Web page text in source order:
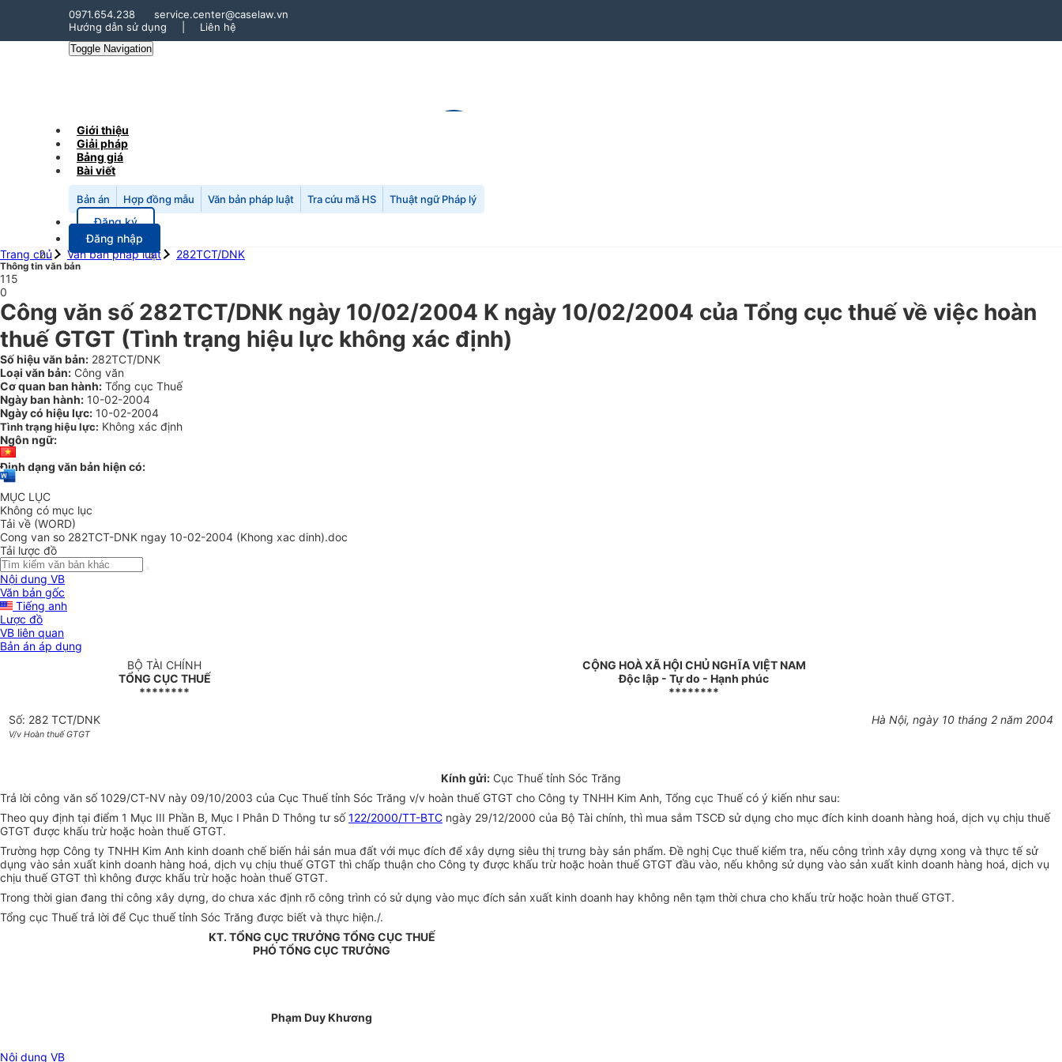
0971.654.238
service.center@caselaw.vn
Hướng dẫn sử dụng
Liên hệ
Toggle Navigation
Giới thiệu
Giải pháp
Bảng giá
Bài viết
Bản án Hợp đồng mẫu Văn bản pháp luật Tra cứu mã HS Thuật ngữ Pháp lý
Đăng ký
Đăng nhập
Trang chủ
Văn bản pháp luật 282TCT/DNK
Thông tin văn bản
115
0
Công văn số 282TCT/DNK ngày 10/02/2004 K ngày 10/02/2004 của Tổng cục thuế về việc hoàn
thuế GTGT (Tình trạng hiệu lực không xác định)
Số hiệu văn bản: 282TCT/DNK
Loại văn bản: Công văn
Cơ quan ban hành: Tổng cục Thuế
Ngày ban hành: 10-02-2004
Ngày có hiệu lực: 10-02-2004
Tình trạng hiệu lực: Không xác định
Ngôn ngữ:
Định dạng văn bản hiện có:
MỤC LỤC
Không có mục lục
Tải về (WORD)
Cong van so 282TCT-DNK ngay 10-02-2004 (Khong xac dinh).doc
Tải lược đồ
Nội dung VB
Văn bản gốc
Tiếng anh
Lược đồ
VB liên quan
Bản án áp dụng
BỘ TÀI CHÍNH
TỔNG CỤC THUẾ
********
CỘNG HOÀ XÃ HỘI CHỦ NGHĨA VIỆT NAM
Độc lập - Tự do - Hạnh phúc
********
Số: 282 TCT/DNK
V/v Hoàn thuế GTGT
Hà Nội, ngày 10 tháng 2 năm 2004
Kính gửi: Cục Thuế tỉnh Sóc Trăng
Trả lời công văn số 1029/CT-NV này 09/10/2003 của Cục Thuế tỉnh Sóc Trăng v/v hoàn thuế GTGT cho Công ty TNHH Kim Anh, Tổng cục Thuế có ý kiến như sau:
Theo quy định tại điểm 1 Mục III Phần B, Mục I Phân D Thông tư số122/2000/TT-BTC ngày 29/12/2000 của Bộ Tài chính, thì mua sắm TSCĐ sử dụng cho mục đích kinh doanh hàng hoá, dịch vụ chịu thuế
GTGT được khấu trừ hoặc hoàn thuế GTGT.
Trường hợp Công ty TNHH Kim Anh kinh doanh chế biến hải sản mua đất với mục đích để xây dựng siêu thị trưng bày sản phẩm. Đề nghị Cục thuế kiểm tra, nếu công trình xây dựng xong và thực tế sử
dụng vào sản xuất kinh doanh hàng hoá, dịch vụ chịu thuế GTGT thì chấp thuận cho Công ty được khấu trừ hoặc hoàn thuế GTGT đầu vào, nếu không sử dụng vào sản xuất kinh doanh hàng hoá, dịch vụ
chịu thuế GTGT thì không được khấu trừ hoặc hoàn thuế GTGT.
Trong thời gian đang thi công xây dựng, do chưa xác định rõ công trình có sử dụng vào mục đích sản xuất kinh doanh hay không nên tạm thời chưa cho khấu trừ hoặc hoàn thuế GTGT.
Tổng cục Thuế trả lời để Cục thuế tỉnh Sóc Trăng được biết và thực hiện./.
KT. TỔNG CỤC TRƯỞNG TỔNG CỤC THUẾ
PHÓ TỔNG CỤC TRƯỞNG
Phạm Duy Khương
Nội dung VB